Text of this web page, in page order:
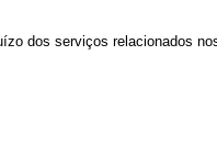
dos serviços relacionados